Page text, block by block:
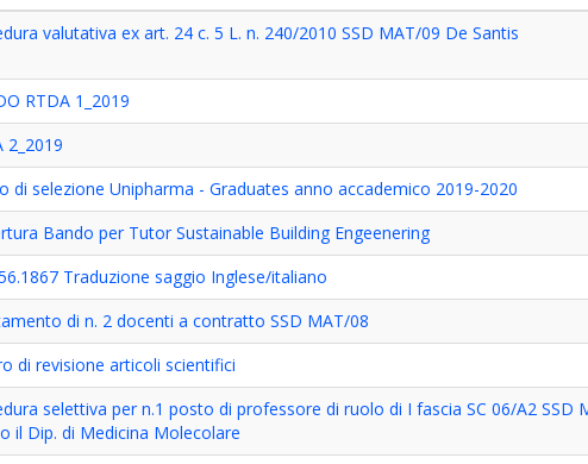
valutativa ex art. 24 c. 5 L. n. 240/2010 SSD MAT/09 De Santis
RTDA 1_2019
2_2019
di selezione Unipharma - Graduates anno accademico 2019-2020
Bando per Tutor Sustainable Building Engeenering
Traduzione saggio Inglese/italiano
di n. 2 docenti a contratto SSD MAT/08
di revisione articoli scientifici
selettiva per n.1 posto di professore di ruolo di I fascia SC 06/A2 SSD
il Dip. di Medicina Molecolare